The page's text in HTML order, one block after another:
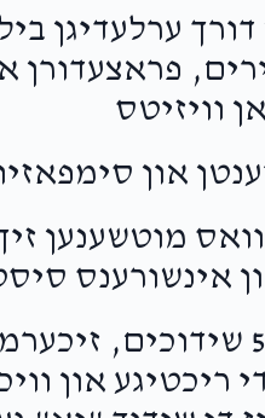
ערלעדיגן
פראצעדורן
וויזיטס
מוטשענען
אינשורענס
• געהאלפן און באגלייט בערך 500
ריכטיגע און